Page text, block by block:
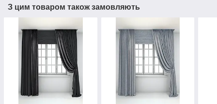
З цим товаром також замовляють